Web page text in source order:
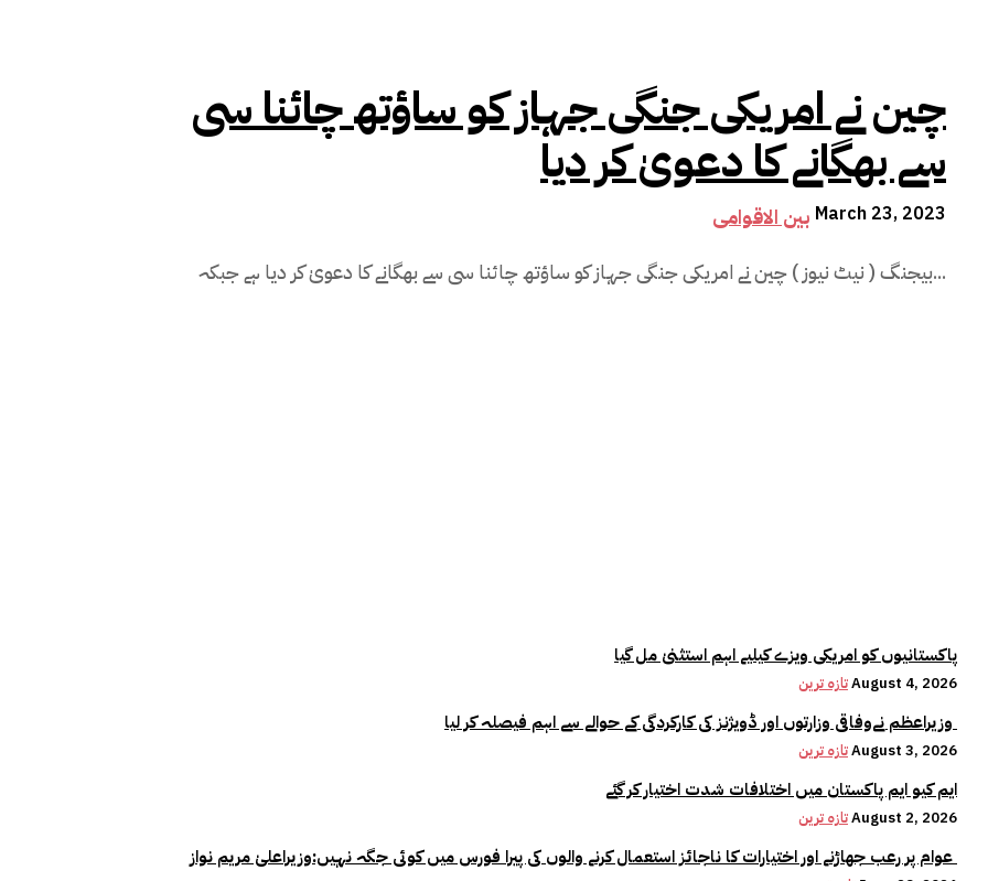
چین نے امریکی جنگی جہاز کو ساؤتھ چائنا سی
سے بھگانے کا دعویٰ کر دیا
بین الاقوامی March 23, 2023
بیجنگ ( نیٹ نیوز ) چین نے امریکی جنگی جہاز کو ساؤتھ چائنا سی سے بھگانے کا دعویٰ کر دیا ہے جبکہ...
پاکستانیوں کو امریکی ویزے کیلیے اہم استثنیٰ مل گیا
تازہ ترینAugust 4, 2026
تازہ ترینAugust 3, 2026
ایم کیو ایم پاکستان میں اختلافات شدت اختیار کر گئے
تازہ ترینAugust 2, 2026